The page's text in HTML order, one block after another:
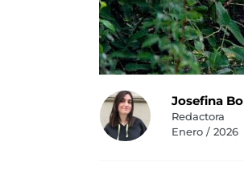
Josefina
Redactora
Enero / 2026